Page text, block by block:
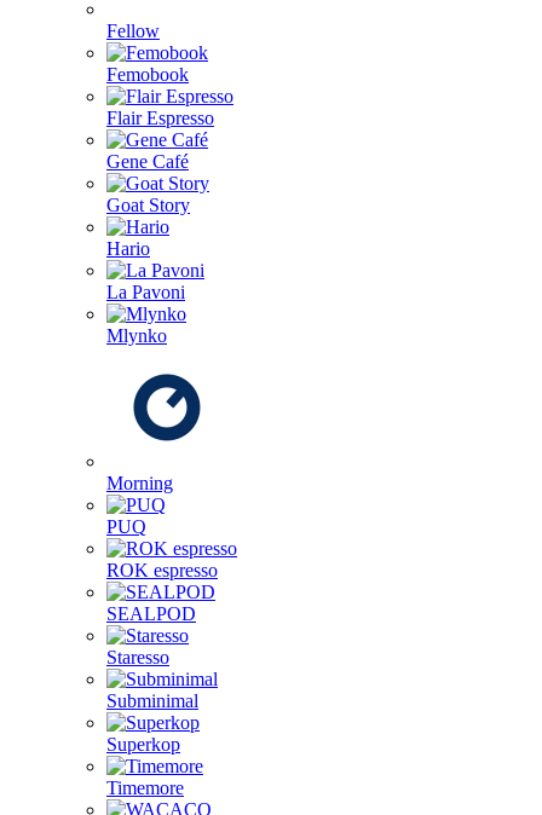
Fellow
Femobook
Flair Espresso
Gene Café
Goat Story
Hario
La Pavoni
Mlynko
Morning
PUQ
ROK espresso
SEALPOD
Staresso
Subminimal
Superkop
Timemore